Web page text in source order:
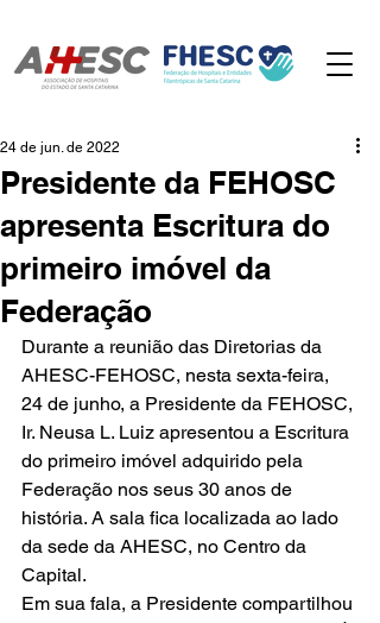
Presidente da FEHOSC
apresenta Escritura do
primeiro imóvel da
Federação
24 de jun. de 2022
Durante a reunião das Diretorias da
AHESC-FEHOSC, nesta sexta-feira,
24 de junho, a Presidente da FEHOSC,
Ir. Neusa L. Luiz apresentou a Escritura
do primeiro imóvel adquirido pela
Federação nos seus 30 anos de
história. A sala fica localizada ao lado
da sede da AHESC, no Centro da
Capital.
Em sua fala, a Presidente compartilhou